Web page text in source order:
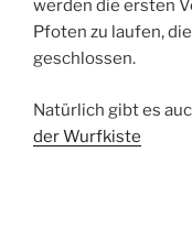
werden die ersten
Pfoten zu laufen,
geschlossen.
Natürlich gibt es
der Wurfkiste